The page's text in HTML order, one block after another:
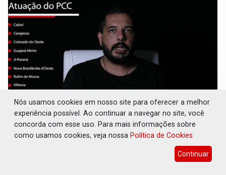
TERRITÓRIO DE FACÇÃO: PCC domina o Cone
Sul de Rondônia e amplia crimes além do
tráfico de drogas
Nós usamos cookies em nosso site para oferecer a melhor
experiência possível. Ao continuar a navegar no site, você
concorda com esse uso. Para mais informações sobre
como usamos cookies, veja nossa Política de Cookies
Continuar